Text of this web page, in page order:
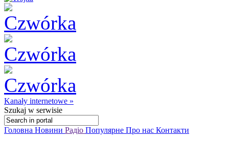
Kanały internetowe »
Szukaj w serwisie
Головна Новини Радіо Популярне Про нас Контакти